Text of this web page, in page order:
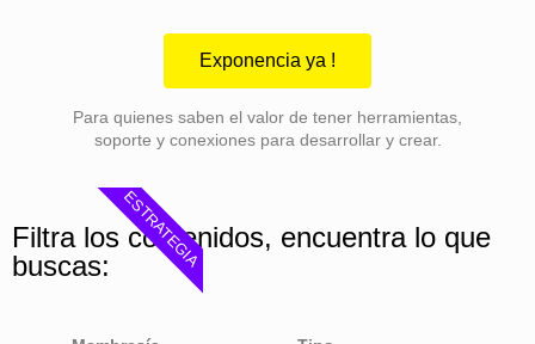
Exponencia ya !
Para quienes saben el valor de tener herramientas,
soporte y conexiones para desarrollar y crear.
ESTRATEGIA
Filtra los contenidos, encuentra lo que
buscas: